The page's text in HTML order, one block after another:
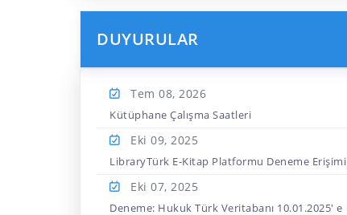
DUYURULAR
Tem 08, 2026
Kütüphane Çalışma Saatleri
Eki 09, 2025
LibraryTürk E-Kitap Platformu Deneme Erişimi
Eki 07, 2025
Deneme: Hukuk Türk Veritabanı 10.01.2025' e